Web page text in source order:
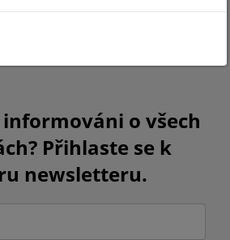
o všech
Přihlaste se k
newsletteru.